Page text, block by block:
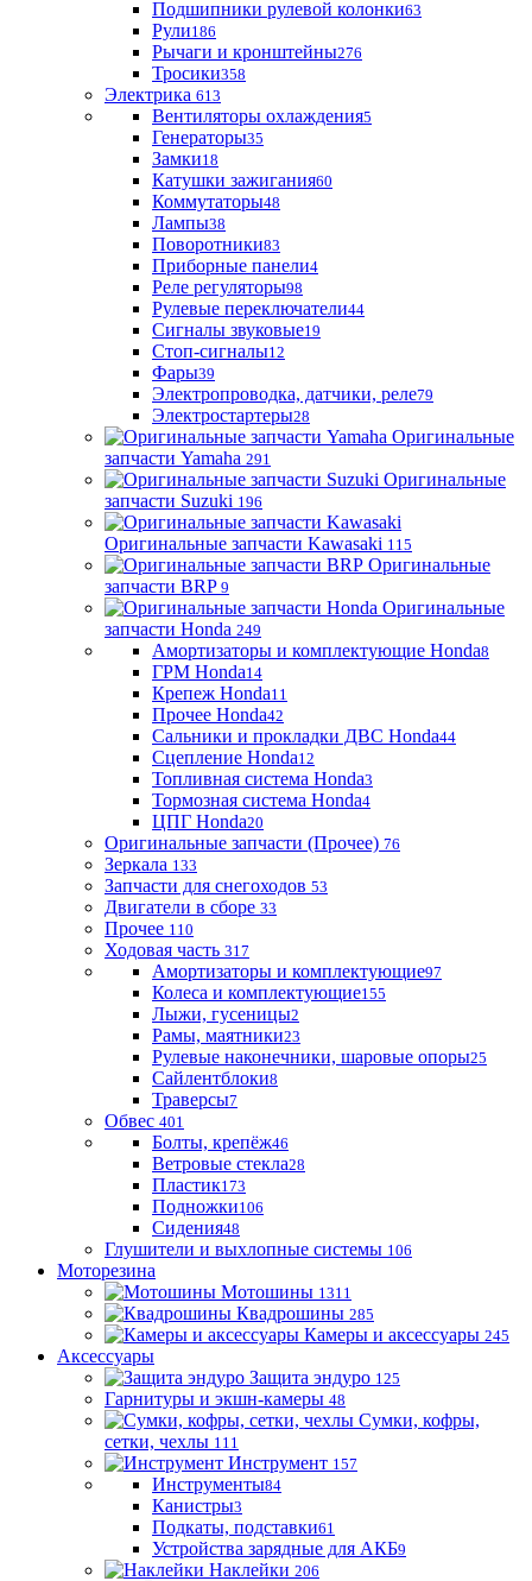
Подшипники рулевой колонки63
Рули186
Рычаги и кронштейны276
Тросики358
Электрика 613
Вентиляторы охлаждения5
Генераторы35
Замки18
Катушки зажигания60
Коммутаторы48
Лампы38
Поворотники83
Приборные панели4
Реле регуляторы98
Рулевые переключатели44
Сигналы звуковые19
Стоп-сигналы12
Фары39
Электропроводка, датчики, реле79
Электростартеры28
Оригинальные
запчасти Yamaha 291
Оригинальные
запчасти Suzuki 196
Оригинальные запчасти Kawasaki 115
Оригинальные
запчасти BRP 9
Оригинальные
запчасти Honda 249
Амортизаторы и комплектующие Honda8
ГРМ Honda14
Крепеж Honda11
Прочее Honda42
Сальники и прокладки ДВС Honda44
Сцепление Honda12
Топливная система Honda3
Тормозная система Honda4
ЦПГ Honda20
Оригинальные запчасти (Прочее) 76
Зеркала 133
Запчасти для снегоходов 53
Двигатели в сборе 33
Прочее 110
Ходовая часть 317
Амортизаторы и комплектующие97
Колеса и комплектующие155
Лыжи, гусеницы2
Рамы, маятники23
Рулевые наконечники, шаровые опоры25
Сайлентблоки8
Траверсы7
Обвес 401
Болты, крепёж46
Ветровые стекла28
Пластик173
Подножки106
Сидения48
Глушители и выхлопные системы 106
Моторезина
Мотошины 1311
Квадрошины 285
Камеры и аксессуары 245
Аксессуары
Защита эндуро 125
Гарнитуры и экшн-камеры 48
Сумки, кофры,
сетки, чехлы 111
Инструмент 157
Инструменты84
Канистры3
Подкаты, подставки61
Устройства зарядные для АКБ9
Наклейки 206